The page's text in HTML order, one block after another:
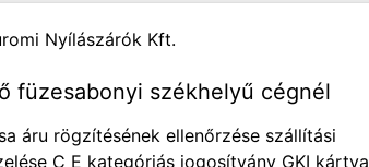
Nyílászárók Kft.
füzesabonyi székhelyű cégnél
áru rögzítésének ellenőrzése szállítási
C E kategóriás jogosítvány GKI kártya